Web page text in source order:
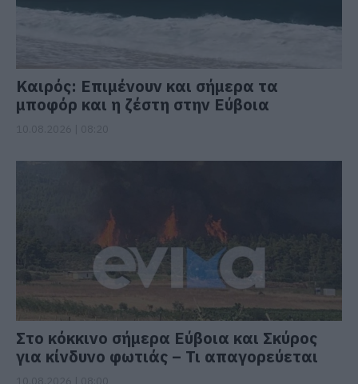
Καιρός: Επιμένουν και σήμερα τα
μποφόρ και η ζέστη στην Εύβοια
Στο κόκκινο σήμερα Εύβοια και Σκύρος
για κίνδυνο φωτιάς – Τι απαγορεύεται